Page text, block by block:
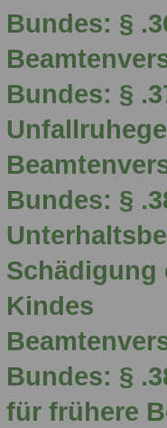
Bundes: §
Bundes: §
Bundes: §
Schädigung
Kindes
Bundes: §
für frühere